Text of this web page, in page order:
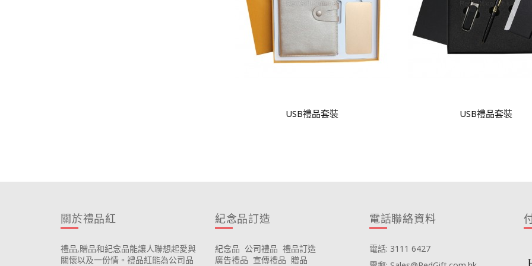
USB禮品套裝 USB禮品套裝
關於禮品紅
禮品,贈品和紀念品能讓人聯想起愛與
關懷以及一份情。禮品紅能為公司品
紀念品訂造
紀念品 公司禮品 禮品訂造
廣告禮品 宣傳禮品 贈品
電話聯絡資料
電話: 3111 6427